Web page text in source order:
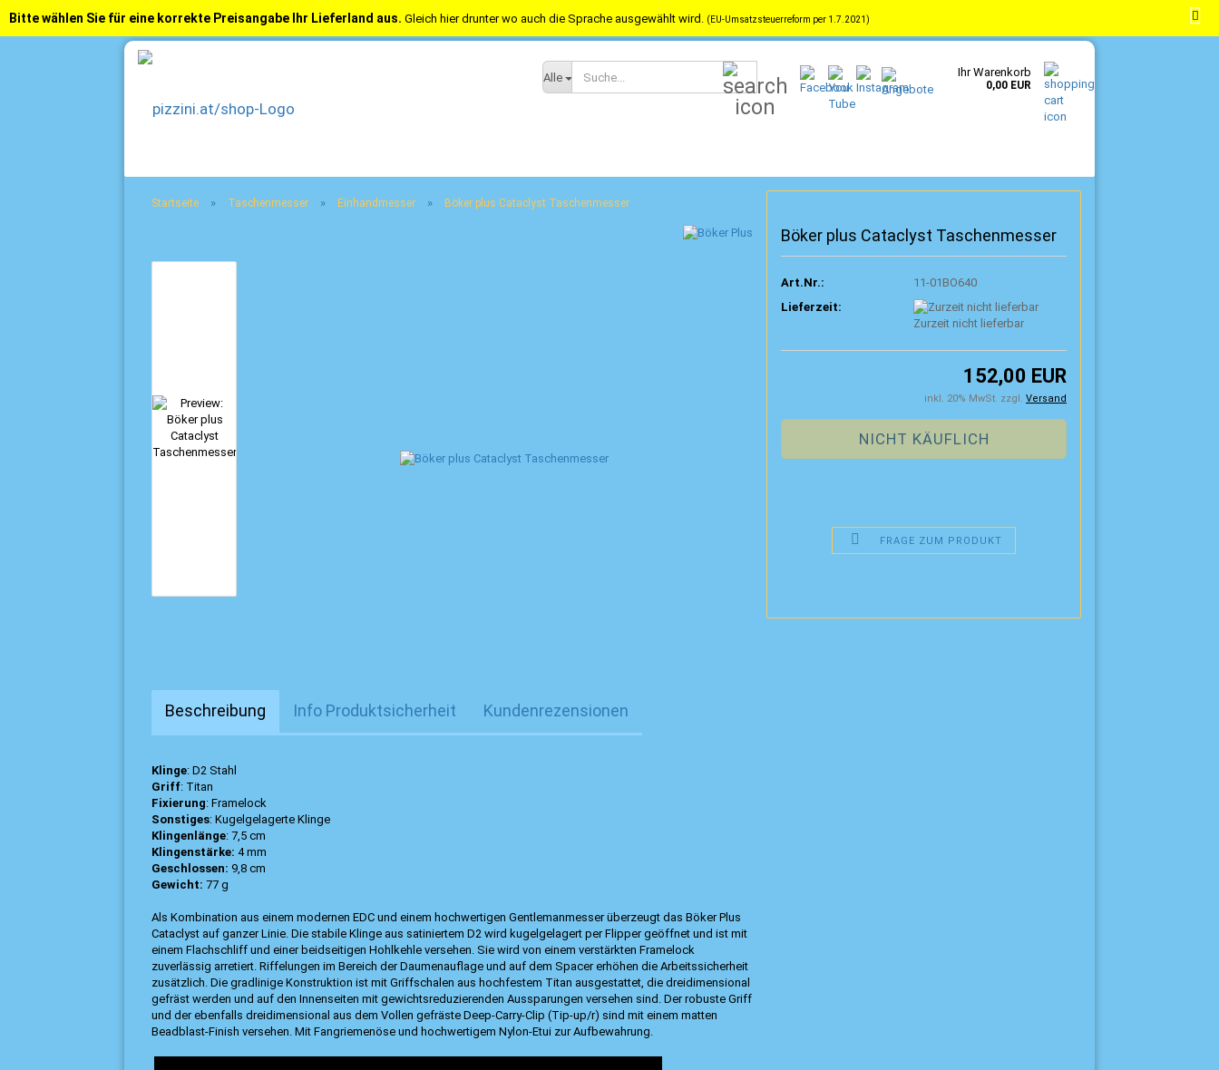
Versandkostenfrei in Österreich ab 100,-- / nach Deutschland ab 150,--
Alle Ihr Warenkorb
0,00 EUR
Bitte wählen Sie für eine korrekte Preisangabe Ihr Lieferland aus. Gleich hier drunter wo auch die Sprache ausgewählt wird. (EU-Umsatzsteuerreform per 1.7.2021)
Startseite » Taschenmesser » Einhandmesser » Böker plus Cataclyst Taschenmesser
Böker plus Cataclyst Taschenmesser
Art.Nr.:
11-01BO640
Lieferzeit:
Zurzeit nicht lieferbar
152,00 EUR
inkl. 20% MwSt. zzgl. Versand
FRAGE ZUM PRODUKT
Beschreibung Info Produktsicherheit Kundenrezensionen
Klinge: D2 Stahl
Griff: Titan
Fixierung: Framelock
Sonstiges: Kugelgelagerte Klinge
Klingenlänge: 7,5 cm
Klingenstärke: 4 mm
Geschlossen: 9,8 cm
Gewicht: 77 g
Als Kombination aus einem modernen EDC und einem hochwertigen Gentlemanmesser überzeugt das Böker Plus
Cataclyst auf ganzer Linie. Die stabile Klinge aus satiniertem D2 wird kugelgelagert per Flipper geöffnet und ist mit
einem Flachschliff und einer beidseitigen Hohlkehle versehen. Sie wird von einem verstärkten Framelock
zuverlässig arretiert. Riffelungen im Bereich der Daumenauflage und auf dem Spacer erhöhen die Arbeitssicherheit
zusätzlich. Die gradlinige Konstruktion ist mit Griffschalen aus hochfestem Titan ausgestattet, die dreidimensional
gefräst werden und auf den Innenseiten mit gewichtsreduzierenden Aussparungen versehen sind. Der robuste Griff
und der ebenfalls dreidimensional aus dem Vollen gefräste Deep-Carry-Clip (Tip-up/r) sind mit einem matten
Beadblast-Finish versehen. Mit Fangriemenöse und hochwertigem Nylon-Etui zur Aufbewahrung.